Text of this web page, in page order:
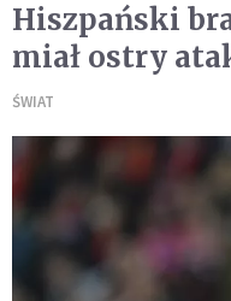
Hiszpański
miał ostry
ŚWIAT